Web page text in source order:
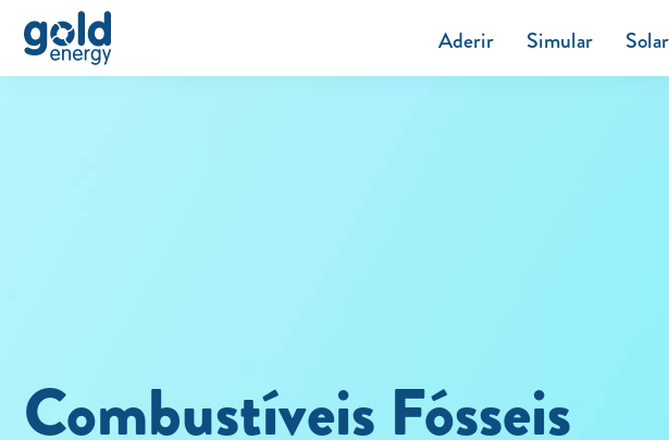
Aderir Simular Solar
Combustíveis Fósseis